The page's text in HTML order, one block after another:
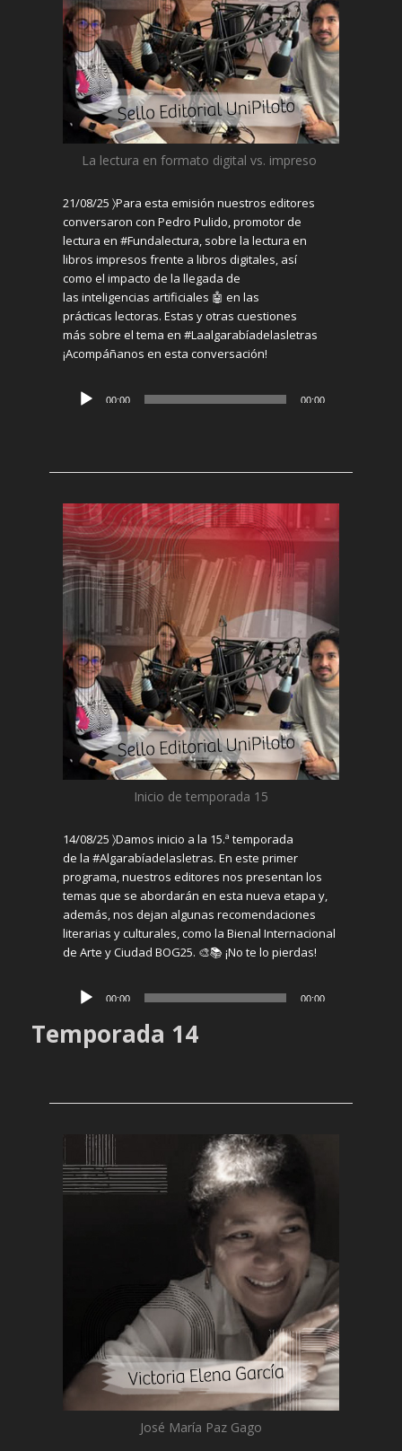
La lectura en formato digital vs. impreso
21/08/25 〉Para esta emisión nuestros editores
conversaron con Pedro Pulido, promotor de
lectura en #Fundalectura, sobre la lectura en
libros impresos frente a libros digitales, así
como el impacto de la llegada de
las inteligencias artificiales 🤖 en las
prácticas lectoras. Estas y otras cuestiones
más sobre el tema en #Laalgarabíadelasletras
¡Acompáñanos en esta conversación!
Reproductor
00:00 00:00
Inicio de temporada 15
14/08/25 〉Damos inicio a la 15.ª temporada
de la #Algarabíadelasletras. En este primer
programa, nuestros editores nos presentan los
temas que se abordarán en esta nueva etapa y,
además, nos dejan algunas recomendaciones
literarias y culturales, como la Bienal Internacional
de Arte y Ciudad BOG25. 🎨📚 ¡No te lo pierdas!
Reproductor
audio
00:00 00:00
Temporada 14
José María Paz Gago